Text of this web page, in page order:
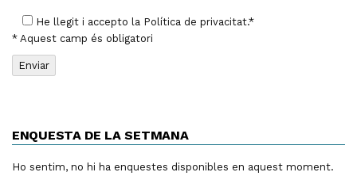
He llegit i accepto la Política de privacitat.*
* Aquest camp és obligatori
ENQUESTA DE LA SETMANA
Ho sentim, no hi ha enquestes disponibles en aquest moment.